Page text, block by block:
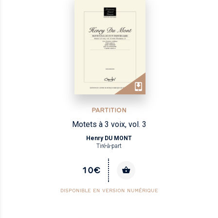
PARTITION
Motets à 3 voix, vol. 3
Henry DU MONT
Tiré-à-part
10€
DISPONIBLE EN VERSION NUMÉRIQUE